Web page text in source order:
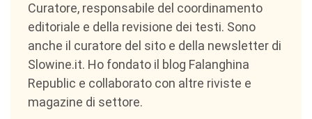
Curatore, responsabile del coordinamento
editoriale e della revisione dei testi. Sono
anche il curatore del sito e della newsletter di
Slowine.it. Ho fondato il blog Falanghina
Republic e collaborato con altre riviste e
magazine di settore.